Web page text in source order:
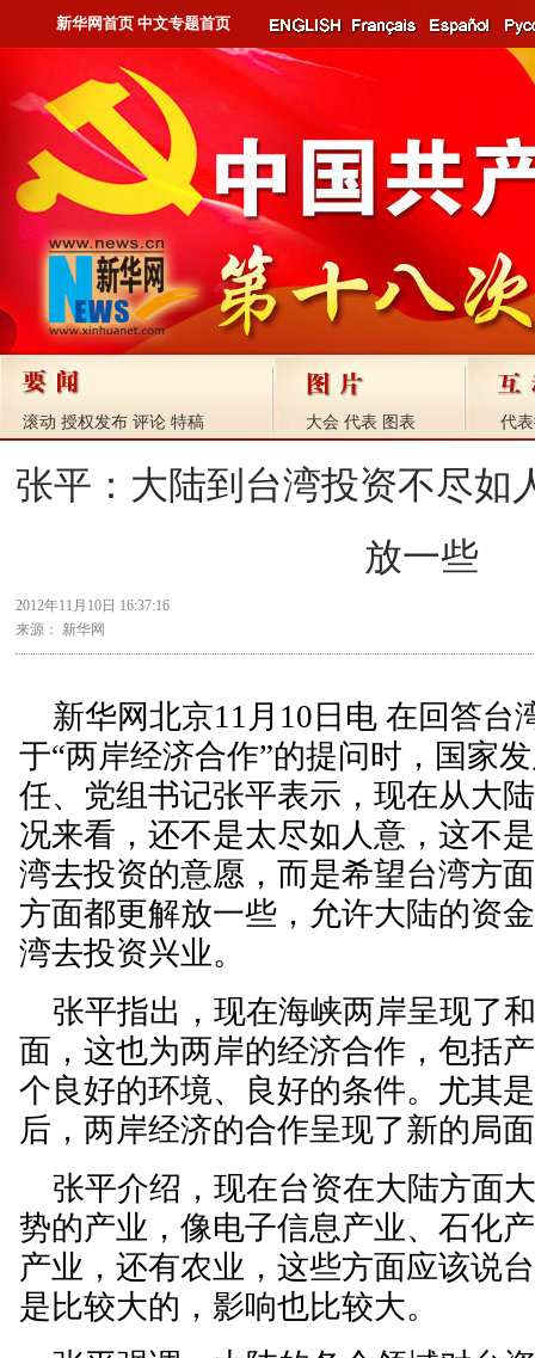
新华网首页 中文专题首页
滚动 授权发布 评论 特稿 大会 代表 图表 代
张平：大陆到台湾投资不尽如
放一些
2012年11月10日 16:37:16
来源： 新华网
新华网北京11月10日电 在回答台
于“两岸经济合作”的提问时，国家
任、党组书记张平表示，现在从大
况来看，还不是太尽如人意，这不
湾去投资的意愿，而是希望台湾方
方面都更解放一些，允许大陆的资
湾去投资兴业。
张平指出，现在海峡两岸呈现了
面，这也为两岸的经济合作，包括
个良好的环境、良好的条件。尤其
后，两岸经济的合作呈现了新的局
张平介绍，现在台资在大陆方面
势的产业，像电子信息产业、石化
产业，还有农业，这些方面应该说
是比较大的，影响也比较大。